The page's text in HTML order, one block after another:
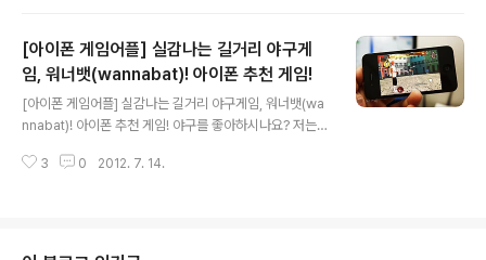
을 수 있는데요 전 인증방식이 편한 T-스토어를 선택해서
다운 받았습니다. 가격은 무료입니다. 어플을 처음 실행시
키면 추가 설치 안내메시지가 뜨는데요 용량이 55M 인 만
큼 와이파이를 이용해서 받아야 겠죠?! wifi 모드로 바꾸고
확인을 눌러주면 완료되는데 까지 약 3~5분 정도의 시간
이 소요됩니다. 게임을 실행시키면 자동으로 듀토리얼 모
[아이폰 게임어플] 실감나는 길거리 야구게
임, 워너뱃(wannabat)! 아이폰 추천 게임!
[아이폰 게임어플] 실감나는 길거리 야구게임, 워너뱃(wa
nnabat)! 아이폰 추천 게임! 야구를 좋아하시나요? 저는
최근에도 직접 경기장을 방문하거나 못갈 때는 스마트폰이
해드릴 게임은 기존의 야구게임들과 차별화된 배틀형식으
3 0 2012. 7. 14.